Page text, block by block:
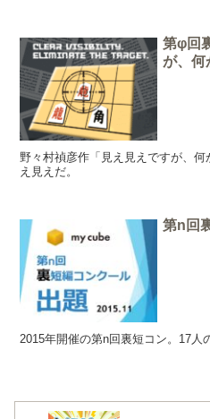
第φ回
が、何
野々村禎彦作「見え見えですが、
え見えだ。
第n回
2015年開催の第n回裏短コン。17人